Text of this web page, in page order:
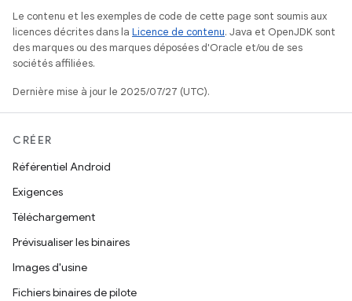
Le contenu et les exemples de code de cette page sont soumis aux
licences décrites dans la Licence de contenu. Java et OpenJDK sont
des marques ou des marques déposées d'Oracle et/ou de ses
sociétés affiliées.
Dernière mise à jour le 2025/07/27 (UTC).
CRÉER
Référentiel Android
Exigences
Téléchargement
Prévisualiser les binaires
Images d'usine
Fichiers binaires de pilote